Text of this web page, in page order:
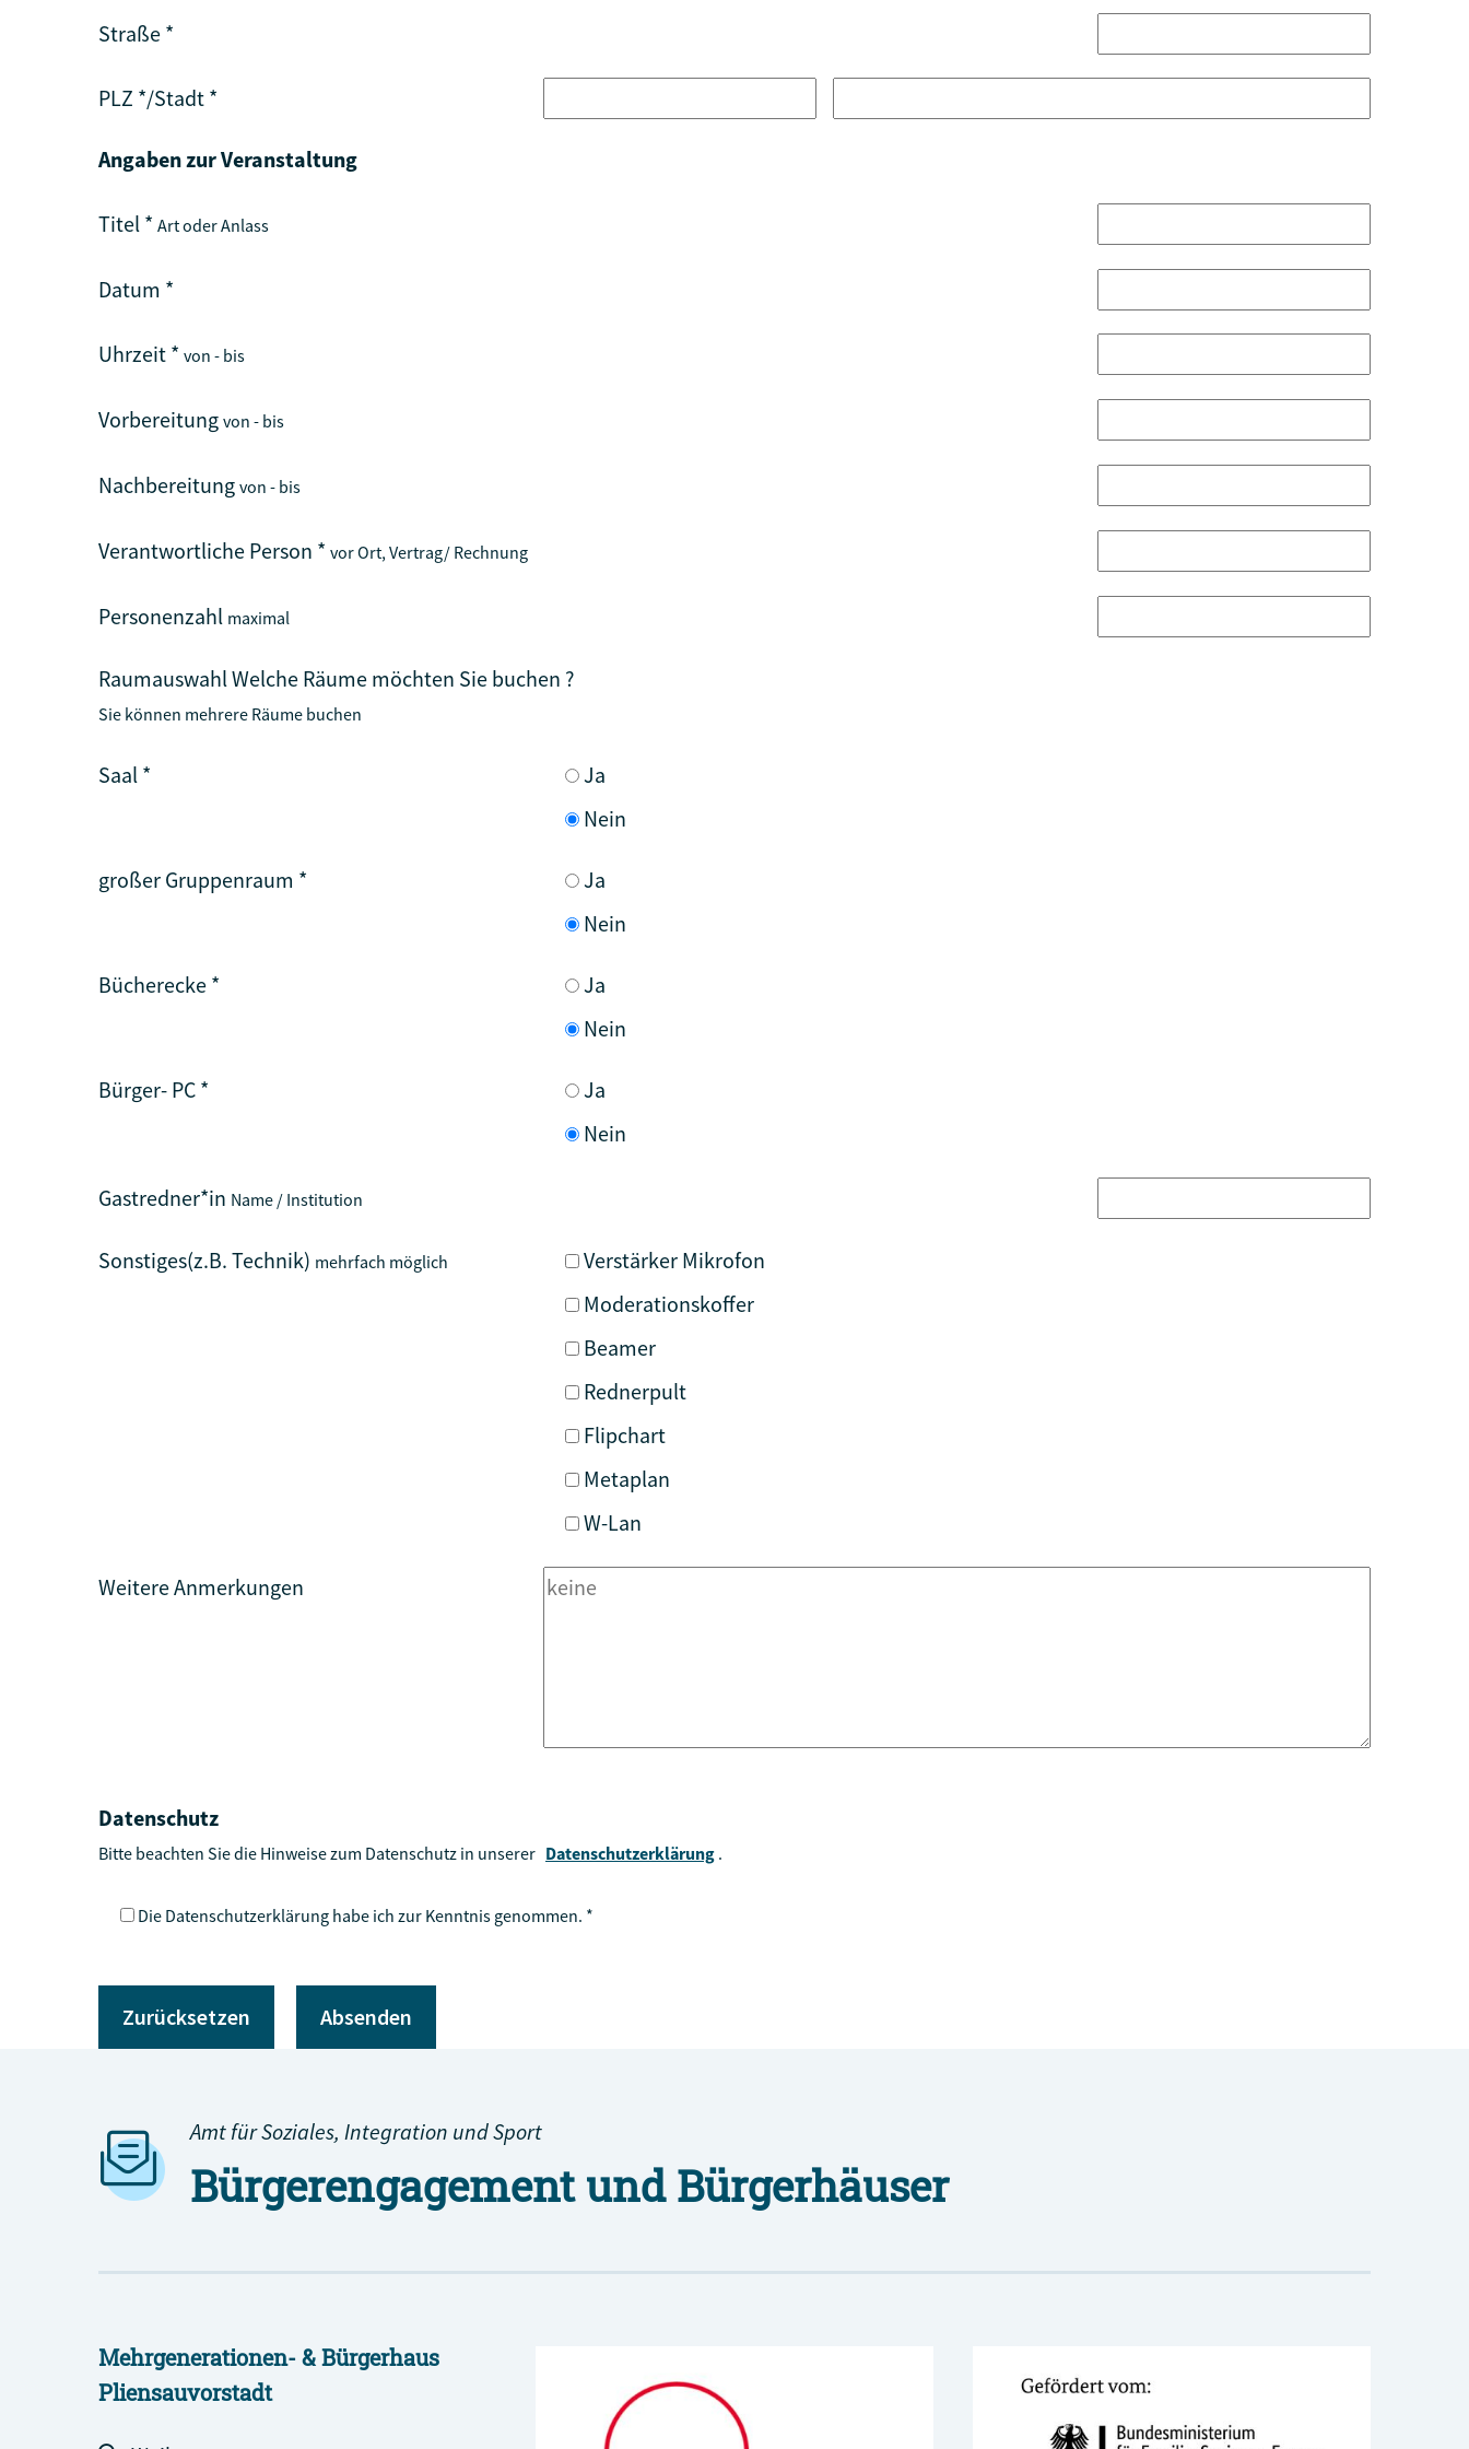
Straße *
PLZ */Stadt *
Angaben zur Veranstaltung
Titel * Art oder Anlass
Datum *
Uhrzeit * von - bis
Vorbereitung von - bis
Nachbereitung von - bis
Verantwortliche Person * vor Ort, Vertrag/ Rechnung
Personenzahl maximal
Raumauswahl Welche Räume möchten Sie buchen ?
Sie können mehrere Räume buchen
Saal *
Ja
Nein
großer Gruppenraum *
Ja
Nein
Bücherecke *
Ja
Nein
Bürger- PC *
Ja
Nein
Gastredner*in Name / Institution
Sonstiges(z.B. Technik) mehrfach möglich
Verstärker Mikrofon
Moderationskoffer
Beamer
Rednerpult
Flipchart
Metaplan
W-Lan
Weitere Anmerkungen
Datenschutz
Bitte beachten Sie die Hinweise zum Datenschutz in unserer Datenschutzerklärung .
Die Datenschutzerklärung habe ich zur Kenntnis genommen. *
Amt für Soziales, Integration und Sport
Bürgerengagement und Bürgerhäuser
Mehrgenerationen- & Bürgerhaus
Pliensauvorstadt